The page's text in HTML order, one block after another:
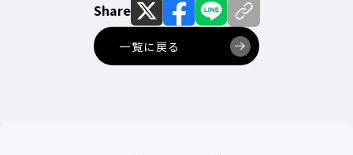
Share
一覧に戻る